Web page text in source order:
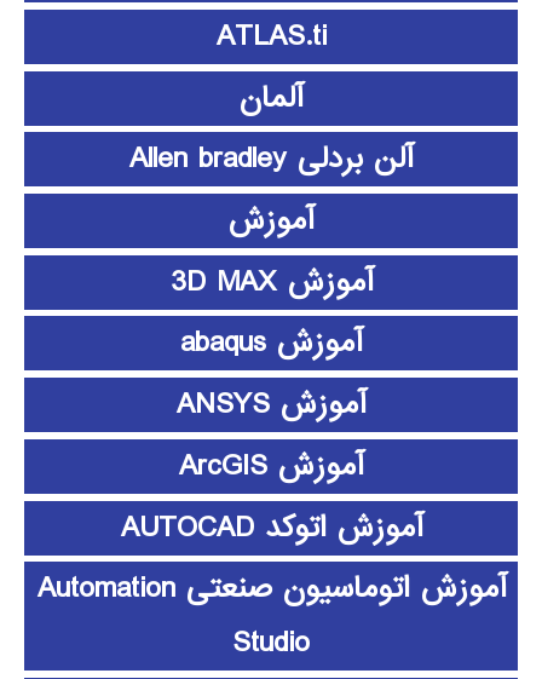
ATLAS.ti
آلمان
آلن بردلی Allen bradley
آموزش
آموزش 3D MAX
آموزش abaqus
آموزش ANSYS
آموزش ArcGIS
آموزش اتوکد AUTOCAD
آموزش اتوماسیون صنعتی Automation
Studio